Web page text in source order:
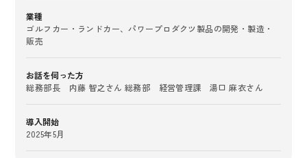
業種
ゴルフカー・ランドカー、パワープロダクツ製品の開発・製造・
販売
お話を伺った方
総務部長　内藤 智之さん 総務部　経営管理課　湯口 麻衣さん
導入開始
2025年5月